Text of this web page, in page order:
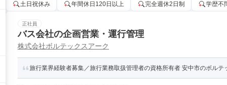
土日祝休み 年間休日120日以上 完全週休2日制 学歴不
正社員
バス会社の企画営業・運行管理
株式会社ボルテックスアーク
旅行業界経験者募集／旅行業務取扱管理者の資格所有者 安中市のボルテ